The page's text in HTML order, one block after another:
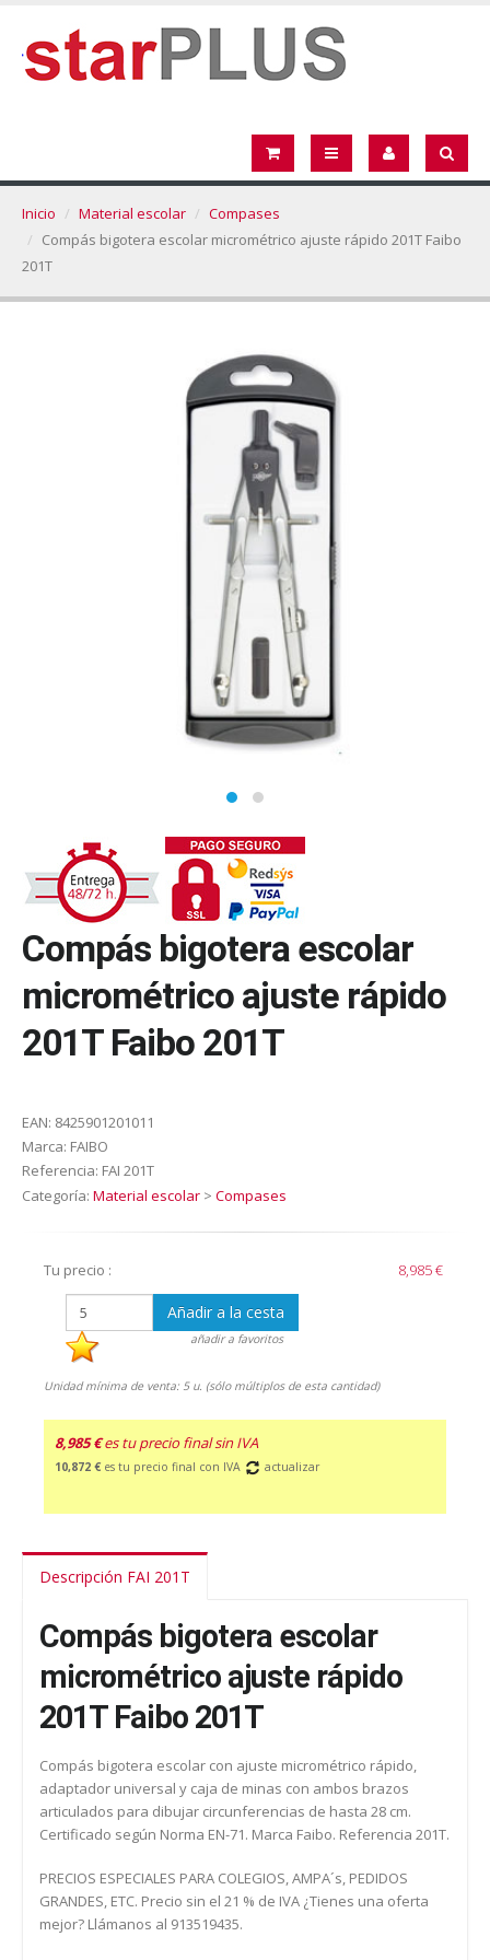
Inicio Material escolar
Compases
Compás bigotera escolar micrométrico ajuste rápido 201T Faibo
201T
Compás bigotera escolar
micrométrico ajuste rápido
201T Faibo 201T
EAN: 8425901201011
Marca: FAIBO
Referencia: FAI 201T
Categoría: Material escolar > Compases
Tu precio : 8,985 €
Añadir a la cesta
añadir a favoritos
Unidad mínima de venta: 5 u. (sólo múltiplos de esta cantidad)
8,985 € es tu precio final sin IVA
10,872 € es tu precio final con IVA actualizar
Descripción FAI 201T
Compás bigotera escolar
micrométrico ajuste rápido
201T Faibo 201T
Compás bigotera escolar con ajuste micrométrico rápido,
adaptador universal y caja de minas con ambos brazos
articulados para dibujar circunferencias de hasta 28 cm.
Certificado según Norma EN-71. Marca Faibo. Referencia 201T.
PRECIOS ESPECIALES PARA COLEGIOS, AMPA´s, PEDIDOS
GRANDES, ETC. Precio sin el 21 % de IVA ¿Tienes una oferta
mejor? Llámanos al 913519435.